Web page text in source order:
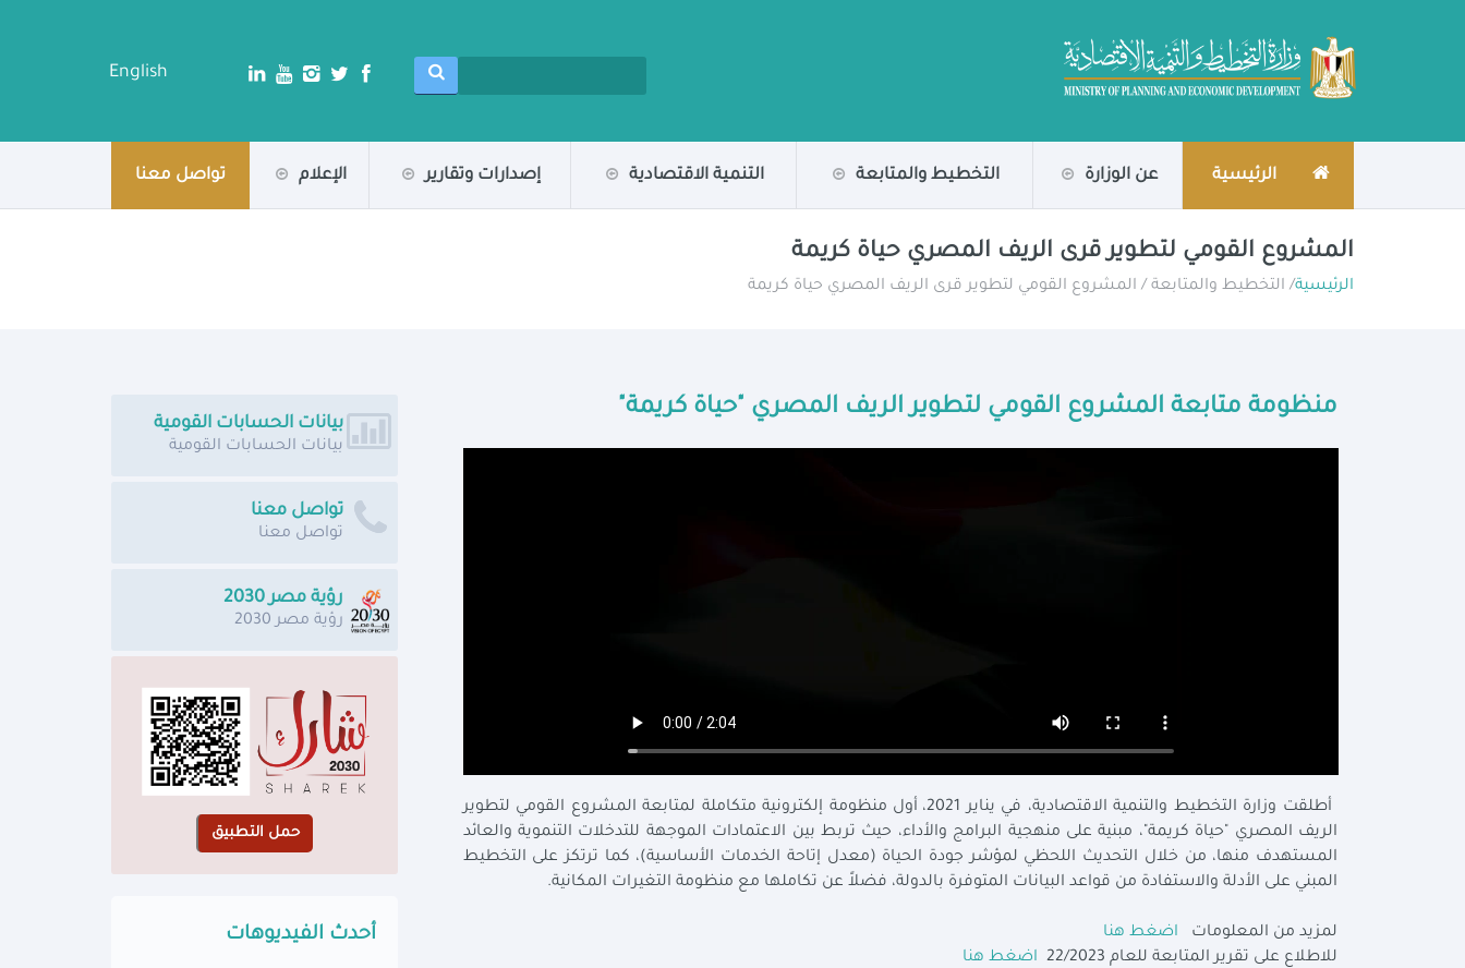
English
الرئيسية عن الوزارة التخطيط والمتابعة التنمية الاقتصادية إصدارات وتقارير الإعلام تواصل معنا
المشروع القومي لتطوير قرى الريف المصري حياة كريمة
الرئيسية/ التخطيط والمتابعة / المشروع القومي لتطوير قرى الريف المصري حياة كريمة
منظومة متابعة المشروع القومي لتطوير الريف المصري "حياة كريمة"
أطلقت وزارة التخطيط والتنمية الاقتصادية، في يناير 2021، أول منظومة إلكترونية متكاملة لمتابعة المشروع القومي لتطوير
الريف المصري "حياة كريمة"، مبنية على منهجية البرامج والأداء، حيث تربط بين الاعتمادات الموجهة للتدخلات التنموية والعائد
المستهدف منها، من خلال التحديث اللحظي لمؤشر جودة الحياة (معدل إتاحة الخدمات الأساسية)، كما ترتكز على التخطيط
المبني على الأدلة والاستفادة من قواعد البيانات المتوفرة بالدولة، فضلاً عن تكاملها مع منظومة التغيرات المكانية.
لمزيد من المعلومات اضغط هنا
للاطلاع على تقرير المتابعة للعام 22/2023
اضغط هنا
بيانات الحسابات القومية
بيانات الحسابات القومية
تواصل معنا
تواصل معنا
رؤية مصر 2030
رؤية مصر 2030
أحدث الفيديوهات